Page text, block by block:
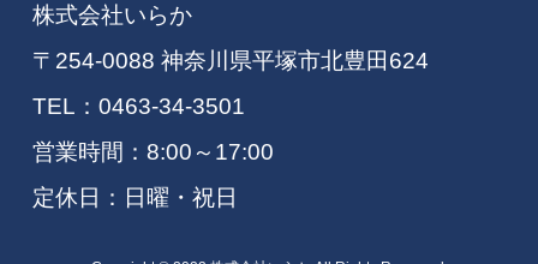
株式会社いらか
〒254-0088 神奈川県平塚市北豊田624
TEL： 0463-34-3501
営業時間：8:00～17:00
定休日：日曜・祝日